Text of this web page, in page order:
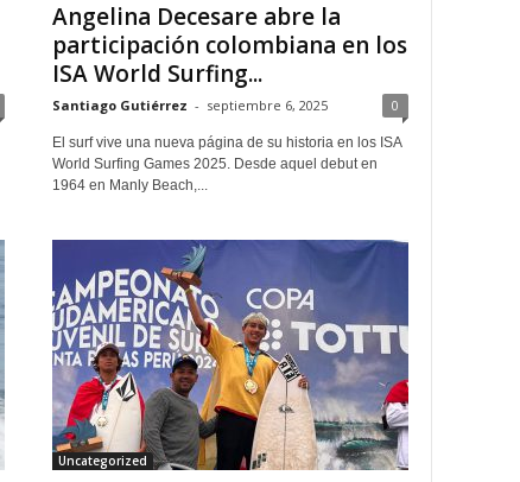
Angelina Decesare abre la
participación colombiana en los
ISA World Surfing...
Santiago Gutiérrez - septiembre 6, 2025 0
El surf vive una nueva página de su historia en los ISA
World Surfing Games 2025. Desde aquel debut en
1964 en Manly Beach,...
Uncategorized